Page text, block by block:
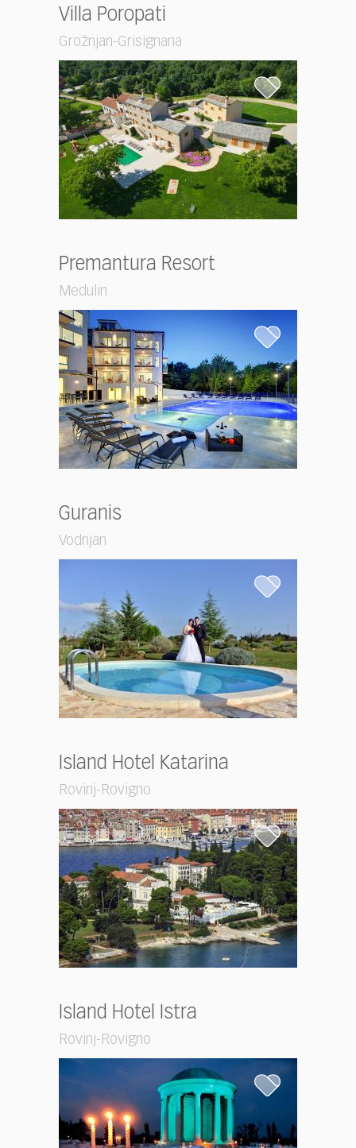
Villa Poropati
Grožnjan-Grisignana
Premantura Resort
Medulin
Guranis
Vodnjan
Island Hotel Katarina
Rovinj-Rovigno
Island Hotel Istra
Rovinj-Rovigno